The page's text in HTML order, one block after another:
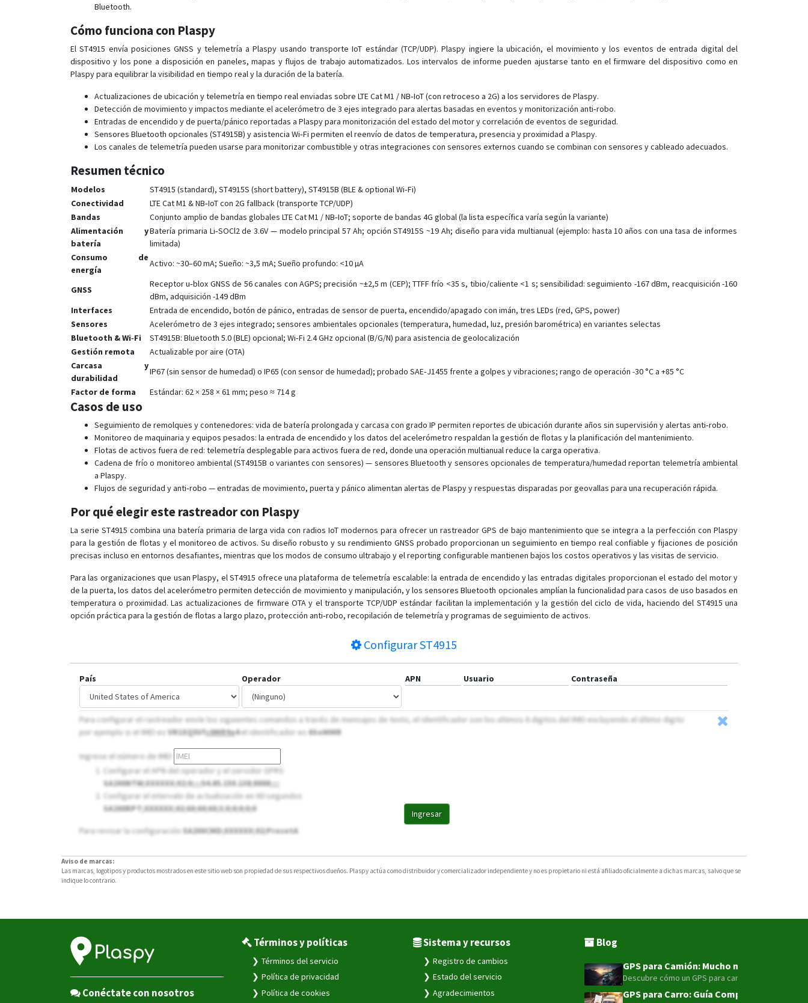
ST25T
ST410MG
ST4215/U
ST4290
ST4305
ST4315
ST4410G
ST4932
ST4945(S)
ST4955LCBW
ST8310/U
ST8310U
ST8310UM
Bluetooth.
Cómo funciona con Plaspy
El ST4915 envía posiciones GNSS y telemetría a Plaspy usando transporte IoT estándar (TCP/UDP). Plaspy ingiere la ubicación, el movimiento y los eventos de entrada digital del
dispositivo y los pone a disposición en paneles, mapas y flujos de trabajo automatizados. Los intervalos de informe pueden ajustarse tanto en el firmware del dispositivo como en
Plaspy para equilibrar la visibilidad en tiempo real y la duración de la batería.
Actualizaciones de ubicación y telemetría en tiempo real enviadas sobre LTE Cat M1 / NB‑IoT (con retroceso a 2G) a los servidores de Plaspy.
Detección de movimiento y impactos mediante el acelerómetro de 3 ejes integrado para alertas basadas en eventos y monitorización anti‑robo.
Entradas de encendido y de puerta/pánico reportadas a Plaspy para monitorización del estado del motor y correlación de eventos de seguridad.
Sensores Bluetooth opcionales (ST4915B) y asistencia Wi‑Fi permiten el reenvío de datos de temperatura, presencia y proximidad a Plaspy.
Los canales de telemetría pueden usarse para monitorizar combustible y otras integraciones con sensores externos cuando se combinan con sensores y cableado adecuados.
Resumen técnico
Modelos
ST4915 (standard), ST4915S (short battery), ST4915B (BLE & optional Wi‑Fi)
Conectividad
LTE Cat M1 & NB‑IoT con 2G fallback (transporte TCP/UDP)
Bandas
Conjunto amplio de bandas globales LTE Cat M1 / NB‑IoT; soporte de bandas 4G global (la lista específica varía según la variante)
Alimentación y
batería
Batería primaria Li‑SOCl2 de 3.6V — modelo principal 57 Ah; opción ST4915S ~19 Ah; diseño para vida multianual (ejemplo: hasta 10 años con una tasa de informes
limitada)
Consumo de
energía
Activo: ~30–60 mA; Sueño: ~3,5 mA; Sueño profundo: <10 µA
GNSS
Receptor u‑blox GNSS de 56 canales con AGPS; precisión ~±2,5 m (CEP); TTFF frío <35 s, tibio/caliente <1 s; sensibilidad: seguimiento -167 dBm, reacquisición -160
dBm, adquisición -149 dBm
Interfaces
Entrada de encendido, botón de pánico, entradas de sensor de puerta, encendido/apagado con imán, tres LEDs (red, GPS, power)
Sensores
Acelerómetro de 3 ejes integrado; sensores ambientales opcionales (temperatura, humedad, luz, presión barométrica) en variantes selectas
Bluetooth & Wi‑Fi
ST4915B: Bluetooth 5.0 (BLE) opcional; Wi‑Fi 2.4 GHz opcional (B/G/N) para asistencia de geolocalización
Gestión remota
Actualizable por aire (OTA)
Carcasa y
durabilidad
IP67 (sin sensor de humedad) o IP65 (con sensor de humedad); probado SAE‑J1455 frente a golpes y vibraciones; rango de operación -30 °C a +85 °C
Factor de forma
Estándar: 62 × 258 × 61 mm; peso ≈ 714 g
Casos de uso
Seguimiento de remolques y contenedores: vida de batería prolongada y carcasa con grado IP permiten reportes de ubicación durante años sin supervisión y alertas anti‑robo.
Monitoreo de maquinaria y equipos pesados: la entrada de encendido y los datos del acelerómetro respaldan la gestión de flotas y la planificación del mantenimiento.
Flotas de activos fuera de red: telemetría desplegable para activos fuera de red, donde una operación multianual reduce la carga operativa.
Cadena de frío o monitoreo ambiental (ST4915B o variantes con sensores) — sensores Bluetooth y sensores opcionales de temperatura/humedad reportan telemetría ambiental
a Plaspy.
Flujos de seguridad y anti‑robo — entradas de movimiento, puerta y pánico alimentan alertas de Plaspy y respuestas disparadas por geovallas para una recuperación rápida.
Por qué elegir este rastreador con Plaspy
La serie ST4915 combina una batería primaria de larga vida con radios IoT modernos para ofrecer un rastreador GPS de bajo mantenimiento que se integra a la perfección con Plaspy
para la gestión de flotas y el monitoreo de activos. Su diseño robusto y su rendimiento GNSS probado proporcionan un seguimiento en tiempo real confiable y fijaciones de posición
precisas incluso en entornos desafiantes, mientras que los modos de consumo ultrabajo y el reporting configurable mantienen bajos los costos operativos y las visitas de servicio.
Para las organizaciones que usan Plaspy, el ST4915 ofrece una plataforma de telemetría escalable: la entrada de encendido y las entradas digitales proporcionan el estado del motor y
de la puerta, los datos del acelerómetro permiten detección de movimiento y manipulación, y los sensores Bluetooth opcionales amplían la funcionalidad para casos de uso basados en
temperatura o proximidad. Las actualizaciones de firmware OTA y el transporte TCP/UDP estándar facilitan la implementación y la gestión del ciclo de vida, haciendo del ST4915 una
opción práctica para la gestión de flotas a largo plazo, protección anti‑robo, recopilación de telemetría y programas de seguimiento de activos.
ConfigurarST4915
País Operador APN Usuario Contraseña
Ingresar
Para configurar el rastreador envíe los siguientes comandos a través de mensajes de texto, el identificador son los ultimos 6 digitos del IMEI excluyendo el último digito
por ejemplo si el IMEI es VR1XQ5Vfc0MR9a4el identificador es6SoMMR
Ingrese el número de IMEI
Configurar el APN del operador y el servidor GPRS
SA200NTW;XXXXXX;02;0;;;;54.85.159.138;8888;;;;
Configurar el intervalo de actualización en 60 segundos
SA200RPT;XXXXXX;02;60;60;60;3;0;0;0;0;0
Para revisar la configuración SA200CMD;XXXXXX;02;PresetA
Aviso de marcas:
Las marcas, logotipos y productos mostrados en este sitio web son propiedad de sus respectivos dueños. Plaspy actúa como distribuidor y comercializador independiente y no es propietario ni está afiliado oficialmente a dichas marcas, salvo que se
indique lo contrario.
Conéctate con nosotros
Términos y políticas
Términos del servicio
Política de privacidad
Política de cookies
Sistema y recursos
Registro de cambios
Estado del servicio
Agradecimientos
Blog
GPS para Camión: Mucho más que un
Descubre cómo un GPS para camión con
GPS para Carro: Guía Completa para la